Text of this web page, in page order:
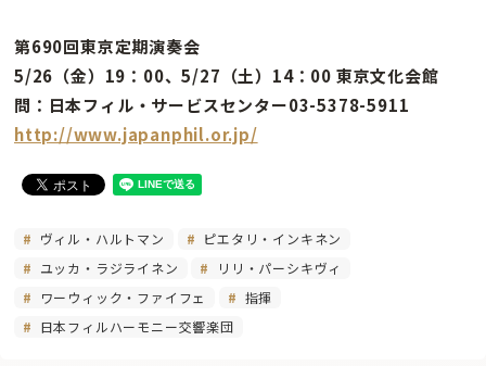
第690回東京定期演奏会
5/26（金）19：00、5/27（土）14：00 東京文化会館
問：日本フィル・サービスセンター03-5378-5911
http://www.japanphil.or.jp/
ヴィル・ハルトマン
ピエタリ・インキネン
ユッカ・ラジライネン
リリ・パーシキヴィ
ワーウィック・ファイフェ
指揮
日本フィルハーモニー交響楽団